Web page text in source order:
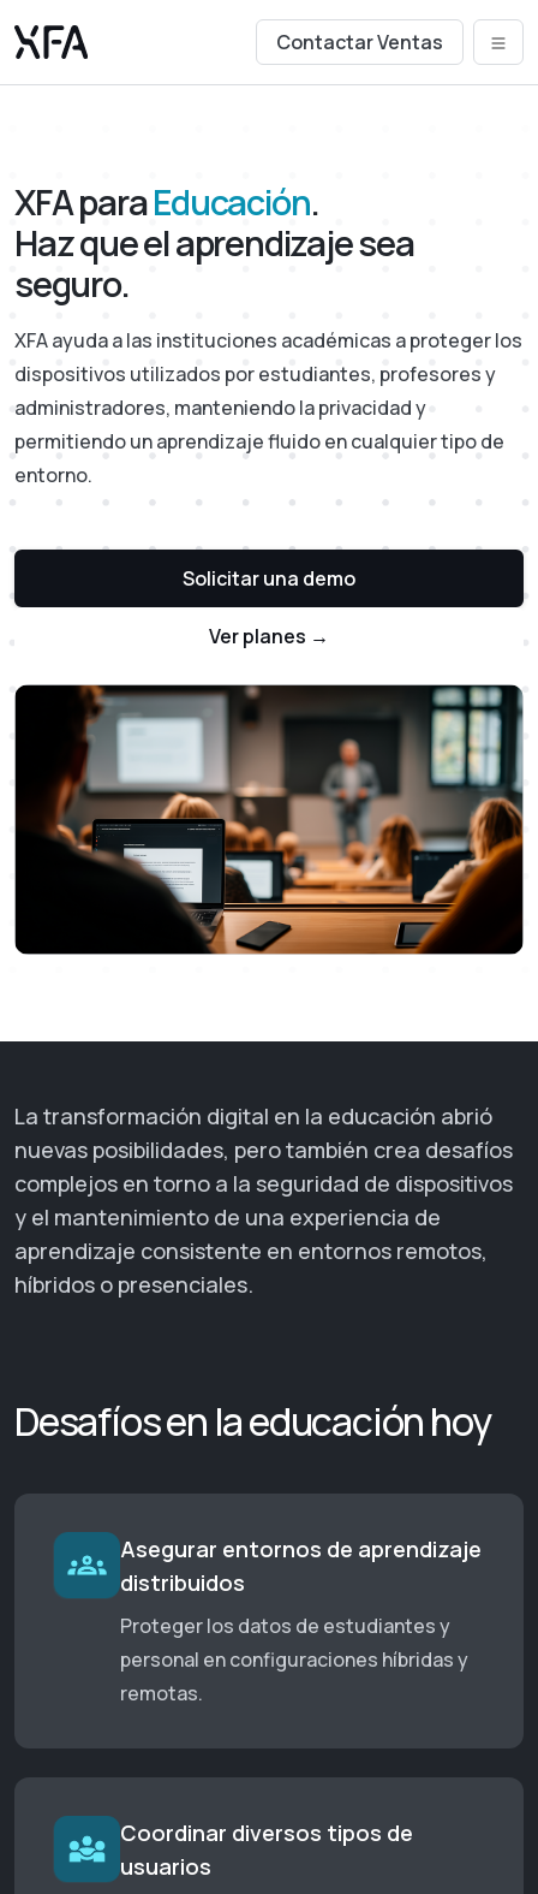
Contactar Ventas
XFA paraEducación.
Haz que el aprendizaje sea
seguro.
XFA ayuda a las instituciones académicas a proteger los
dispositivos utilizados por estudiantes, profesores y
administradores, manteniendo la privacidad y
permitiendo un aprendizaje fluido en cualquier tipo de
entorno.
Solicitar una demo
Ver planes →
La transformación digital en la educación abrió
nuevas posibilidades, pero también crea desafíos
complejos en torno a la seguridad de dispositivos
y el mantenimiento de una experiencia de
aprendizaje consistente en entornos remotos,
híbridos o presenciales.
Desafíos en la educación hoy
Asegurar entornos de aprendizaje
distribuidos
Proteger los datos de estudiantes y
personal en configuraciones híbridas y
remotas.
Coordinar diversos tipos de
usuarios